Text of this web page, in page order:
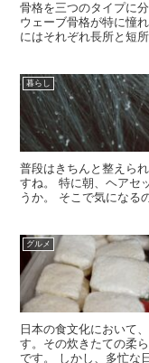
骨格を三つのタイプに
ウェーブ骨格が特に憧
にはそれぞれ長所と短
暮らし
普段はきちんと整えら
すね。 特に朝、ヘアセ
うか。 そこで気になる
グルメ
日本の食文化において
す。その炊きたての柔
です。 しかし、多忙な